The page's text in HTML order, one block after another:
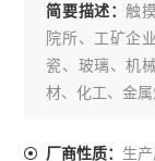
简要描述：触
院所、工矿企
瓷、玻璃、机
材、化工、金
厂商性质： 生